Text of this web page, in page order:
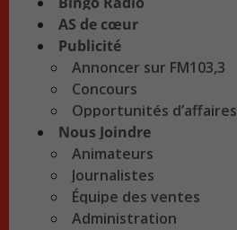
AS de cœur
Publicité
Annoncer sur FM103,3
Concours
Opportunités d’affaires
Nous Joindre
Animateurs
Journalistes
Équipe des ventes
Administration